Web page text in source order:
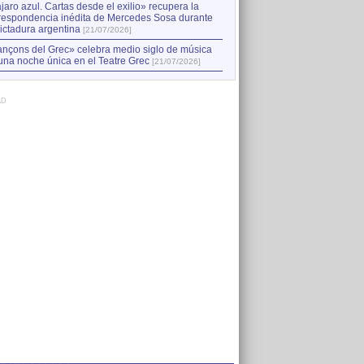
azul. Cartas desde el exilio» recupera la
inédita de Mercedes Sosa durante
argentina [21/07/2026]
del Grec» celebra medio siglo de música
noche única en el Teatre Grec [21/07/2026]